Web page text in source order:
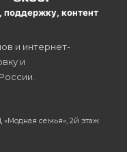
поддержку, контент
и интернет-
и
«Модная семья», 2й этаж